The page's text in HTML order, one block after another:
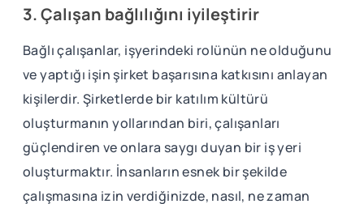
3. Çalışan bağlılığını iyileştirir
Bağlı çalışanlar, işyerindeki rolünün ne olduğunu
ve yaptığı işin şirket başarısına katkısını anlayan
kişilerdir. Şirketlerde bir katılım kültürü
oluşturmanın yollarından biri, çalışanları
güçlendiren ve onlara saygı duyan bir iş yeri
oluşturmaktır. İnsanların esnek bir şekilde
çalışmasına izin verdiğinizde, nasıl, ne zaman